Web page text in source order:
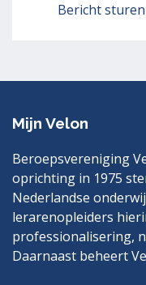
Bericht sturen
Mijn Velon
Beroepsvereniging
oprichting in 1975
Nederlandse
lerarenopleiders
professionalisering,
Daarnaast beheert